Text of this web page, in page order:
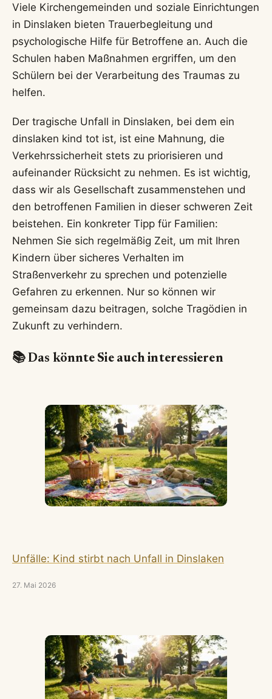
Viele Kirchengemeinden und soziale Einrichtungen
in Dinslaken bieten Trauerbegleitung und
psychologische Hilfe für Betroffene an. Auch die
Schulen haben Maßnahmen ergriffen, um den
Schülern bei der Verarbeitung des Traumas zu
helfen.
Der tragische Unfall in Dinslaken, bei dem ein
dinslaken kind tot ist, ist eine Mahnung, die
Verkehrssicherheit stets zu priorisieren und
aufeinander Rücksicht zu nehmen. Es ist wichtig,
dass wir als Gesellschaft zusammenstehen und
den betroffenen Familien in dieser schweren Zeit
beistehen. Ein konkreter Tipp für Familien:
Nehmen Sie sich regelmäßig Zeit, um mit Ihren
Kindern über sicheres Verhalten im
Straßenverkehr zu sprechen und potenzielle
Gefahren zu erkennen. Nur so können wir
gemeinsam dazu beitragen, solche Tragödien in
Zukunft zu verhindern.
📚 Das könnte Sie auch interessieren
Unfälle: Kind stirbt nach Unfall in Dinslaken
27. Mai 2026